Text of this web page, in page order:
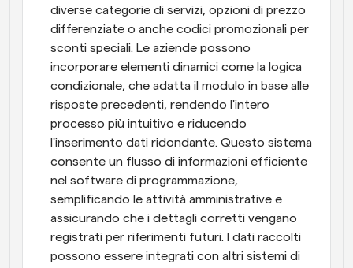
diverse categorie di servizi, opzioni di prezzo
differenziate o anche codici promozionali per
sconti speciali. Le aziende possono
incorporare elementi dinamici come la logica
condizionale, che adatta il modulo in base alle
risposte precedenti, rendendo l'intero
processo più intuitivo e riducendo
l'inserimento dati ridondante. Questo sistema
consente un flusso di informazioni efficiente
nel software di programmazione,
semplificando le attività amministrative e
assicurando che i dettagli corretti vengano
registrati per riferimenti futuri. I dati raccolti
possono essere integrati con altri sistemi di